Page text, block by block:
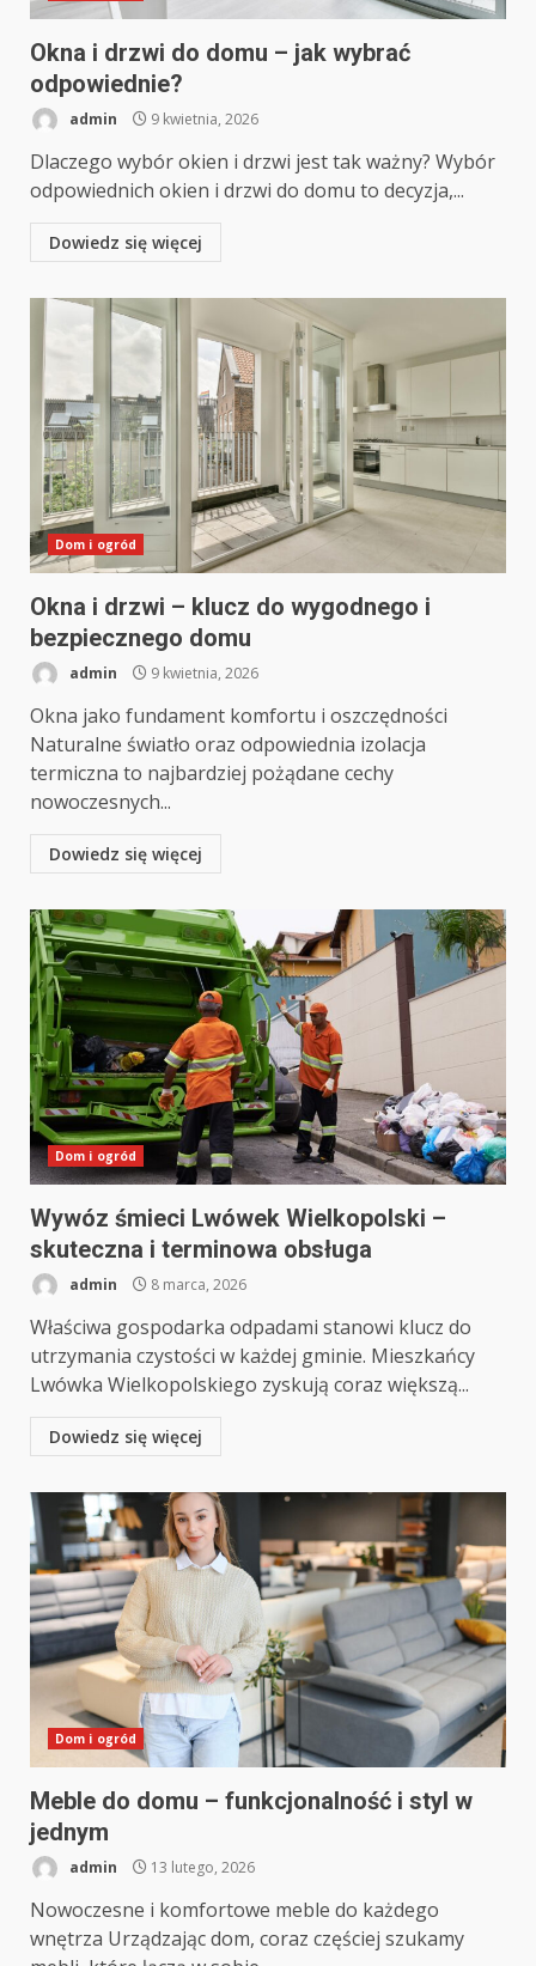
Okna i drzwi do domu – jak wybrać
odpowiednie?
admin 9 kwietnia, 2026
Dlaczego wybór okien i drzwi jest tak ważny? Wybór
odpowiednich okien i drzwi do domu to decyzja,...
Dowiedz się więcej
Dom i ogród
Okna i drzwi – klucz do wygodnego i
bezpiecznego domu
admin 9 kwietnia, 2026
Okna jako fundament komfortu i oszczędności
Naturalne światło oraz odpowiednia izolacja
termiczna to najbardziej pożądane cechy
nowoczesnych...
Dowiedz się więcej
Dom i ogród
Wywóz śmieci Lwówek Wielkopolski –
skuteczna i terminowa obsługa
admin 8 marca, 2026
Właściwa gospodarka odpadami stanowi klucz do
utrzymania czystości w każdej gminie. Mieszkańcy
Lwówka Wielkopolskiego zyskują coraz większą...
Dowiedz się więcej
Dom i ogród
Meble do domu – funkcjonalność i styl w
jednym
admin 13 lutego, 2026
Nowoczesne i komfortowe meble do każdego
wnętrza Urządzając dom, coraz częściej szukamy